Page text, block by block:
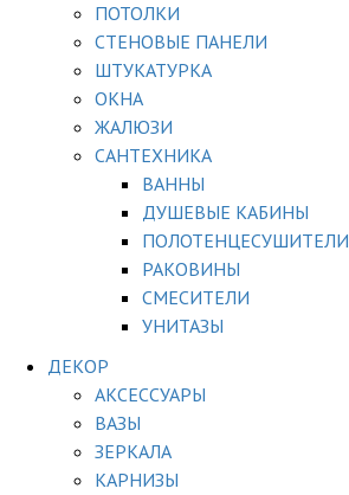
ПОТОЛКИ
СТЕНОВЫЕ ПАНЕЛИ
ШТУКАТУРКА
ОКНА
ЖАЛЮЗИ
САНТЕХНИКА
ВАННЫ
ДУШЕВЫЕ КАБИНЫ
ПОЛОТЕНЦЕСУШИТЕЛИ
РАКОВИНЫ
СМЕСИТЕЛИ
УНИТАЗЫ
ДЕКОР
АКСЕССУАРЫ
ВАЗЫ
ЗЕРКАЛА
КАРНИЗЫ